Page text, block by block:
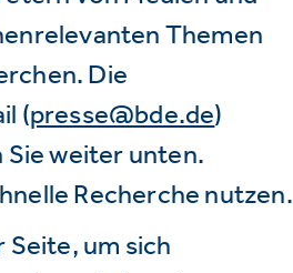
Themen
Die
(presse@bde.de)
weiter unten.
Recherche nutzen.
um sich